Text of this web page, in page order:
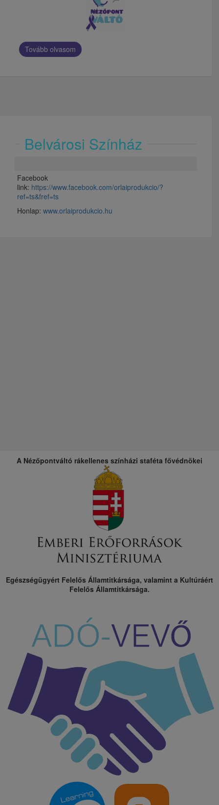
Tovább olvasom
Belvárosi Színház
Facebook
link: https://www.facebook.com/orlaiprodukcio/?
ref=ts&fref=ts
Honlap: www.orlaiprodukcio.hu
A Nézőpontváltó rákellenes színházi staféta fővédnökei
Egészségügyért Felelős Államtitkársága, valamint a Kultúráért
Felelős Államtitkársága.